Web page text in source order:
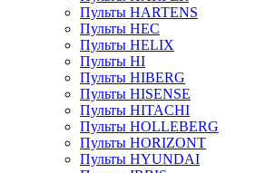
Пульты HARTENS
Пульты HEC
Пульты HELIX
Пульты HI
Пульты HIBERG
Пульты HISENSE
Пульты HITACHI
Пульты HOLLEBERG
Пульты HORIZONT
Пульты HYUNDAI